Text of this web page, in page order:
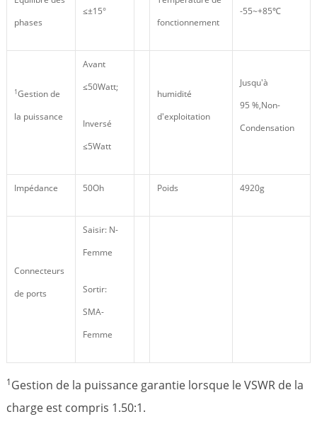
phases
≤±15°
fonctionnement
-55~+85℃
1Gestion de
la puissance
Avant
≤50Watt;
Inversé
≤5Watt
humidité
d'exploitation
Jusqu'à
95 %,Non-
Condensation
Impédance 50Oh Poids 4920g
Connecteurs
de ports
Saisir: N-
Femme
Sortir:
SMA-
Femme
1Gestion de la puissance garantie lorsque le VSWR de la
charge est compris 1.50:1.